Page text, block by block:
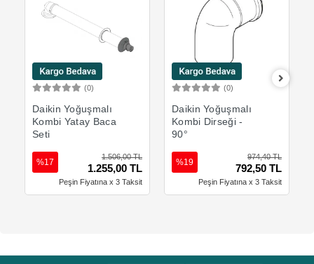
(0)
Daikin Yoğuşmalı
Kombi Yatay Baca
Seti
1.506,00 TL
1.255,00 TL
%17
Peşin Fiyatına x 3 Taksit
(0)
Daikin Yoğuşmalı
Kombi Dirseği -
90°
974,40 TL
792,50 TL
%19
Peşin Fiyatına x 3 Taksit